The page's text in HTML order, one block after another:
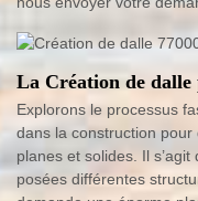
La Création de dalle
Explorons le processus
dans la construction
planes et solides. Il
posées différentes